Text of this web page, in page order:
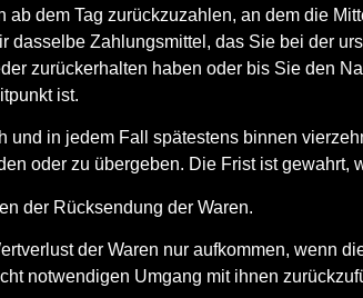
ab dem Tag zurückzuzahlen, an dem die
dasselbe Zahlungsmittel, das Sie bei der
zurückerhalten haben oder bis Sie den
ist.
und in jedem Fall spätestens binnen
oder zu übergeben. Die Frist ist
der Rücksendung der Waren.
der Waren nur aufkommen, wenn
notwendigen Umgang mit ihnen